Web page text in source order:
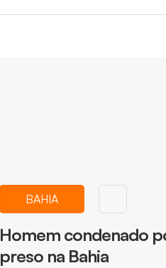
BAHIA
Homem condenado
preso na Bahia